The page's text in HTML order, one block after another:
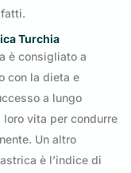
Turchia
è consigliato a
con la dieta e
a lungo
vita per condurre
Un altro
è l’indice di